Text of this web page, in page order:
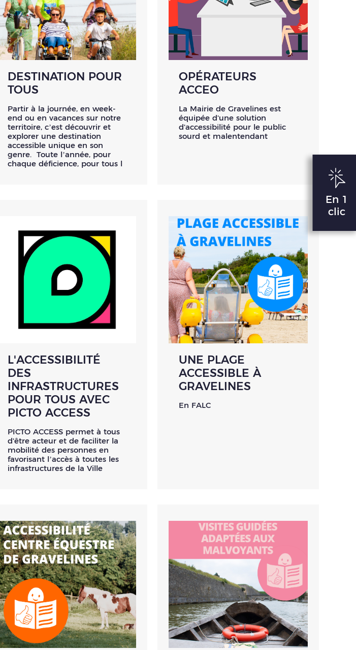
En 1
clic
DESTINATION POUR
TOUS
Partir à la journée, en week-
end ou en vacances sur notre
territoire, c’est découvrir et
explorer une destination
accessible unique en son
genre. Toute l’année, pour
chaque déficience, pour tous l
OPÉRATEURS
ACCEO
La Mairie de Gravelines est
équipée d'une solution
d'accessibilité pour le public
sourd et malentendant
L'ACCESSIBILITÉ
DES
INFRASTRUCTURES
POUR TOUS AVEC
PICTO ACCESS
PICTO ACCESS permet à tous
d'être acteur et de faciliter la
mobilité des personnes en
favorisant l’accès à toutes les
infrastructures de la Ville
UNE PLAGE
ACCESSIBLE À
GRAVELINES
En FALC